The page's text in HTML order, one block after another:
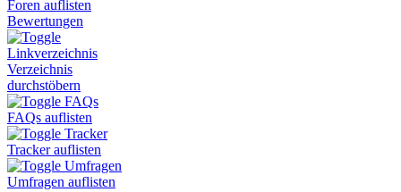
Foren auflisten
Bewertungen
Linkverzeichnis
Verzeichnis
durchstöbern
FAQs
FAQs auflisten
Tracker
Tracker auflisten
Umfragen
Umfragen auflisten